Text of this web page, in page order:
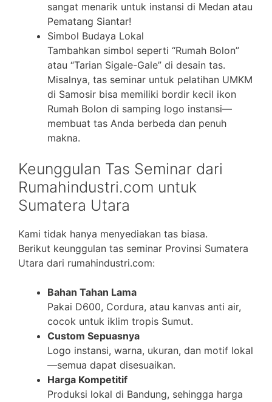
sangat menarik untuk instansi di Medan atau
Pematang Siantar!
Simbol Budaya Lokal
Tambahkan simbol seperti “Rumah Bolon”
atau “Tarian Sigale-Gale” di desain tas.
Misalnya, tas seminar untuk pelatihan UMKM
di Samosir bisa memiliki bordir kecil ikon
Rumah Bolon di samping logo instansi—
membuat tas Anda berbeda dan penuh
makna.
Keunggulan Tas Seminar dari
Rumahindustri.com untuk
Sumatera Utara
Kami tidak hanya menyediakan tas biasa.
Berikut keunggulan tas seminar Provinsi Sumatera
Utara dari rumahindustri.com:
Bahan Tahan Lama
Pakai D600, Cordura, atau kanvas anti air,
cocok untuk iklim tropis Sumut.
Custom Sepuasnya
Logo instansi, warna, ukuran, dan motif lokal
—semua dapat disesuaikan.
Harga Kompetitif
Produksi lokal di Bandung, sehingga harga